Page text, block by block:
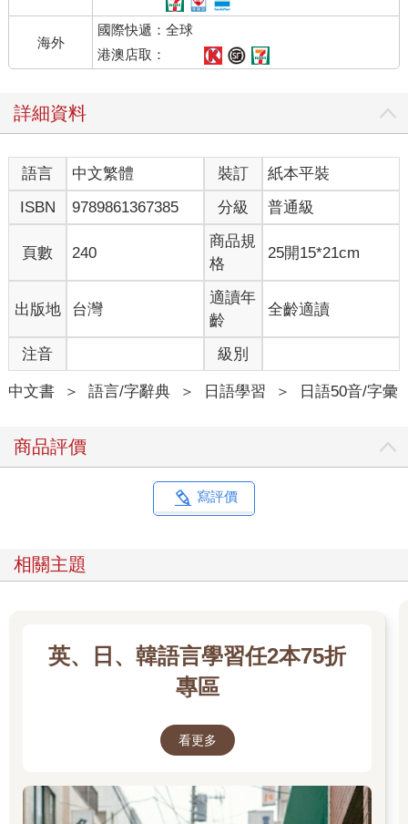
せ」。
現在，趕快來練習一下怎麼講冷笑話……咳咳，不是啦！我是說
學日文。
「エレンの家（いえ）がぁああああ」 艾連的家啊……！
這句子出現在《進擊的巨人》第三季的 53 話中，柯尼看到村莊被
超大型巨人襲擊的慘狀，苦笑地說了這個諧音笑話。
這裡的哏在於「エレンの家（いえ）が」的「いえが」，和主角
艾連的姓氏「イェーガー」（葉卡）發音幾乎一樣。看來即使情
況再危急，諧音哏也是人類無法忘記的存在呢（誤）。
好啦，廢話不多說，開始來「正式」介紹日文的諧音哏們吧！
「カエルが帰（かえ）る」 青蛙要回家了。
諧音 カエル（青蛙） ／ 帰（かえ）る （回家）
笑點 「青蛙要回家了」，兩個「かえる」的發音是一樣的。
「猫（ねこ）が寝転（ねころ）んだ」 貓咪躺下了。
笑點 貓咪的「ねこ」和躺下的「寝転ぶ」都有一個「ねこ」的
音。
「イクラはいくら？」 鮭魚卵要多少錢？
諧音 イクラ（鮭魚卵）／ いくら（多少錢）
超順的句子！
本是「辛（から）い」，不過年輕日本男生很愛把形容詞尾音變
成「え」。例如「すごい（好厲害）」會說成「すげー」；「じ
ゃない（不是）」會說成「じゃねー」。剛好「辛い」變化後會
諧音 ラクダ（駱駝）／楽（らく）だ（輕鬆的）
笑點 「楽」是輕鬆的意思，其實很好記：輕鬆的時候就會快
海外
國際快遞：全球
港澳店取：
詳細資料
語言 中文繁體 裝訂
紙本平裝
ISBN
9789861367385 分級 普通級
頁數 240
商品規
格
25開15*21cm
出版地 台灣
適讀年
齡
全齡適讀
注音 級別
中文書 ＞ 語言/字辭典 ＞ 日語學習 ＞ 日語50音/字彙
商品評價
寫評價
相關主題
英、日、韓語言學習任2本75折
專區
看更多